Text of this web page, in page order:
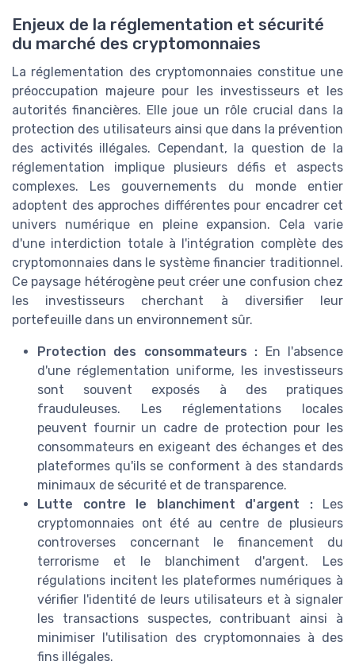
Enjeux de la réglementation et sécurité
du marché des cryptomonnaies
La réglementation des cryptomonnaies constitue une
préoccupation majeure pour les investisseurs et les
autorités financières. Elle joue un rôle crucial dans la
protection des utilisateurs ainsi que dans la prévention
des activités illégales. Cependant, la question de la
réglementation implique plusieurs défis et aspects
complexes. Les gouvernements du monde entier
adoptent des approches différentes pour encadrer cet
univers numérique en pleine expansion. Cela varie
d'une interdiction totale à l'intégration complète des
cryptomonnaies dans le système financier traditionnel.
Ce paysage hétérogène peut créer une confusion chez
les investisseurs cherchant à diversifier leur
portefeuille dans un environnement sûr.
Protection des consommateurs : En l'absence
d'une réglementation uniforme, les investisseurs
sont souvent exposés à des pratiques
frauduleuses. Les réglementations locales
peuvent fournir un cadre de protection pour les
consommateurs en exigeant des échanges et des
plateformes qu'ils se conforment à des standards
minimaux de sécurité et de transparence.
Lutte contre le blanchiment d'argent :Les
cryptomonnaies ont été au centre de plusieurs
controverses concernant le financement du
terrorisme et le blanchiment d'argent. Les
régulations incitent les plateformes numériques à
vérifier l'identité de leurs utilisateurs et à signaler
les transactions suspectes, contribuant ainsi à
minimiser l'utilisation des cryptomonnaies à des
fins illégales.